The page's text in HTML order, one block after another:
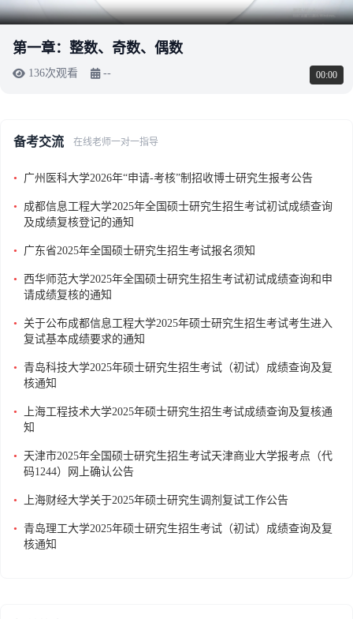
00:00
第一章：整数、奇数、偶数
136次观看 --
备考交流 在线老师一对一指导
• 广州医科大学2026年“申请-考核”制招收博士研究生报考公告
•
成都信息工程大学2025年全国硕士研究生招生考试初试成绩查询
及成绩复核登记的通知
• 广东省2025年全国硕士研究生招生考试报名须知
•
西华师范大学2025年全国硕士研究生招生考试初试成绩查询和申
请成绩复核的通知
•
关于公布成都信息工程大学2025年硕士研究生招生考试考生进入
复试基本成绩要求的通知
• 青岛科技大学2025年硕士研究生招生考试（初试）成绩查询及复
核通知
•
上海工程技术大学2025年硕士研究生招生考试成绩查询及复核通
知
•
天津市2025年全国硕士研究生招生考试天津商业大学报考点（代
码1244）网上确认公告
• 上海财经大学关于2025年硕士研究生调剂复试工作公告
• 青岛理工大学2025年硕士研究生招生考试（初试）成绩查询及复
核通知